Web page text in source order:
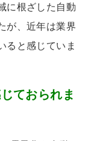
に根ざした自動
が、近年は業界
ると感じていま
ておられま